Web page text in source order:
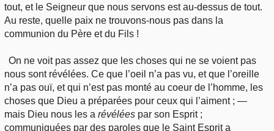
tout, et le Seigneur que nous servons est au-dessus de tout.
Au reste, quelle paix ne trouvons-nous pas dans la
communion du Père et du Fils !
On ne voit pas assez que les choses qui ne se voient pas
nous sont révélées. Ce que l’oeil n’a pas vu, et que l’oreille
n’a pas ouï, et qui n’est pas monté au coeur de l’homme, les
choses que Dieu a préparées pour ceux qui l’aiment ; —
mais Dieu nous les a révélées par son Esprit ;
communiquées par des paroles que le Saint Esprit a